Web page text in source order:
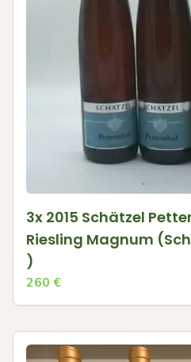
3x 2015 Schätzel
Riesling Magnum
)
260 €